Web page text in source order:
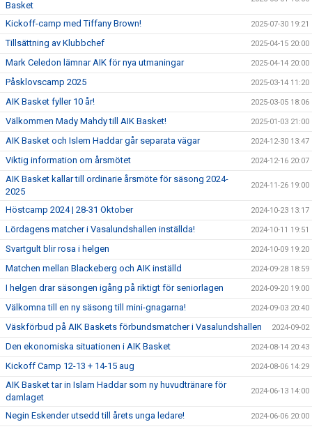
Basket
Kickoff-camp med Tiffany Brown! 2025-07-30 19:21
Tillsättning av Klubbchef 2025-04-15 20:00
Mark Celedon lämnar AIK för nya utmaningar 2025-04-14 20:00
Påsklovscamp 2025 2025-03-14 11:20
AIK Basket fyller 10 år! 2025-03-05 18:06
Välkommen Mady Mahdy till AIK Basket! 2025-01-03 21:00
AIK Basket och Islem Haddar går separata vägar 2024-12-30 13:47
Viktig information om årsmötet 2024-12-16 20:07
AIK Basket kallar till ordinarie årsmöte för säsong 2024-
2025
2024-11-26 19:00
Höstcamp 2024 | 28-31 Oktober 2024-10-23 13:17
Lördagens matcher i Vasalundshallen inställda! 2024-10-11 19:51
Svartgult blir rosa i helgen 2024-10-09 19:20
Matchen mellan Blackeberg och AIK inställd 2024-09-28 18:59
I helgen drar säsongen igång på riktigt för seniorlagen 2024-09-20 19:00
Välkomna till en ny säsong till mini-gnagarna! 2024-09-03 20:40
Väskförbud på AIK Baskets förbundsmatcher i Vasalundshallen 2024-09-02
Den ekonomiska situationen i AIK Basket 2024-08-14 20:43
Kickoff Camp 12-13 + 14-15 aug 2024-08-06 14:29
AIK Basket tar in Islam Haddar som ny huvudtränare för
damlaget
2024-06-13 14:00
Negin Eskender utsedd till årets unga ledare! 2024-06-06 20:00